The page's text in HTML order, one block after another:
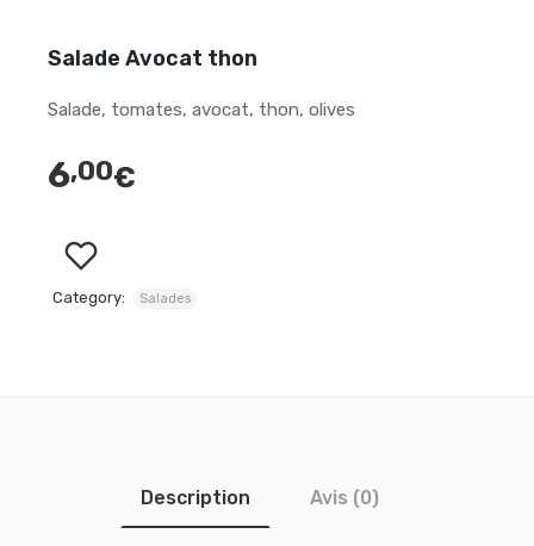
Salade Avocat thon
Salade, tomates, avocat, thon, olives
6,00€
Category: Salades
Description Avis (0)